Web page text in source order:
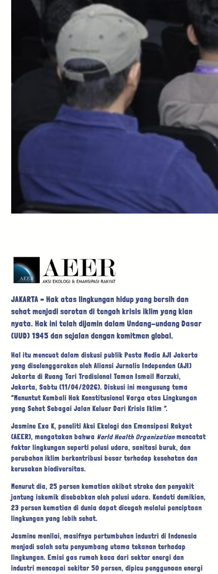
JAKARTA – Hak atas lingkungan hidup yang bersih dan
sehat menjadi sorotan di tengah krisis iklim yang kian
nyata. Hak ini telah dijamin dalam Undang-undang Dasar
(UUD) 1945 dan sejalan dengan komitmen global.
Hal itu mencuat dalam diskusi publik Pesta Media AJI Jakarta
yang diselenggarakan oleh Aliansi Jurnalis Independen (AJI)
Jakarta di Ruang Tari Tradisional Taman Ismail Marzuki,
Jakarta, Sabtu (11/04/2026). Diskusi ini mengusung tema
“Menuntut Kembali Hak Konstitusional Warga atas Lingkungan
yang Sehat Sebagai Jalan Keluar Dari Krisis Iklim “.
Jasmine Exa K, peneliti Aksi Ekologi dan Emansipasi Rakyat
(AEER), mengatakan bahwa World Health Organizationmencatat
faktor lingkungan seperti polusi udara, sanitasi buruk, dan
perubahan iklim berkontribusi besar terhadap kesehatan dan
kerusakan biodiversitas.
Menurut dia, 25 persen kematian akibat stroke dan penyakit
jantung iskemik disebabkan oleh polusi udara. Kendati demikian,
23 persen kematian di dunia dapat dicegah melalui penciptaan
lingkungan yang lebih sehat.
Jasmine menilai, masifnya pertumbuhan industri di Indonesia
menjadi salah satu penyumbang utama tekanan terhadap
lingkungan. Emisi gas rumah kaca dari sektor energi dan
industri mencapai sekitar 50 persen, dipicu penggunaan energi